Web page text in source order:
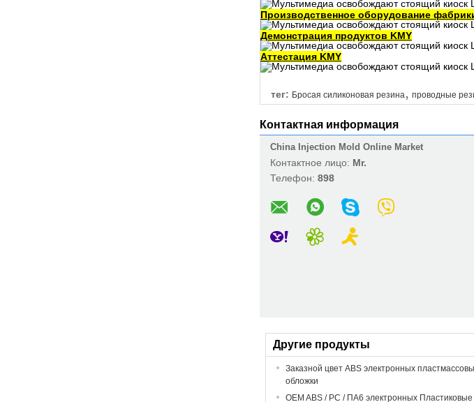
Производственное оборудование
Демонстрация продуктов KMY
Аттестация KMY
тег: Бросая силиконовая резина, проводные
Контактная информация
China Injection Mold Online Market
Контактное лицо: Mr.
Телефон: 898
Другие продукты
Заказной цвет ABS электронных
обложки
OEM ABS / PC / ПА6 электронных Пластиковые